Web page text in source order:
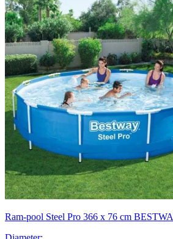
Ram-pool Steel Pro 366 x 76 cm